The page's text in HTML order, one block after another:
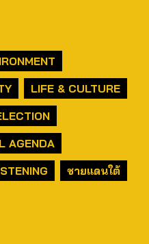
LIFE & CULTURE
AGENDA
ชายแดนใต้